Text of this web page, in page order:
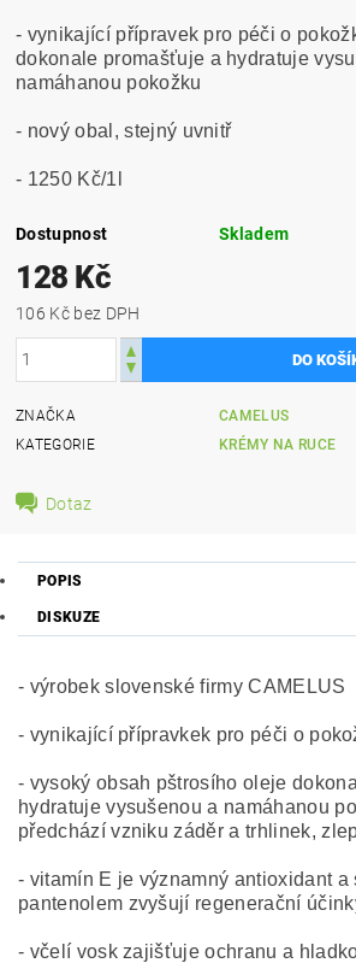
- vynikající přípravek pro péči o
dokonale promašťuje a hydratuje
namáhanou pokožku
- nový obal, stejný uvnitř
- 1250 Kč/1l
Dostupnost Skladem
128 Kč
106 Kč bez DPH
ZNAČKA
CAMELUS
KATEGORIE
KRÉMY NA RUCE
Dotaz
POPIS
DISKUZE
- výrobek slovenské firmy CAMELUS
- vynikající přípravkek pro péči o
- vysoký obsah pštrosího oleje
hydratuje vysušenou a namáhanou
předchází vzniku záděr a trhlinek,
- vitamín E je významný antioxidant a
pantenolem zvyšují regenerační
- včelí vosk zajišťuje ochranu a